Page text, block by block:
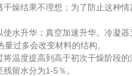
燥结果不理想；为了防止这种
升华；真空加速升华。冷凝
过多会改变材料的结构。
度提高到高于初次干燥阶段
留水分为1-5％。